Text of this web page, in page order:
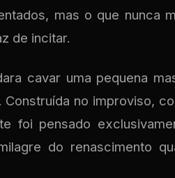
mas o que nunca
de incitar.
cavar uma pequena
no improviso,
foi pensado
do renascimento